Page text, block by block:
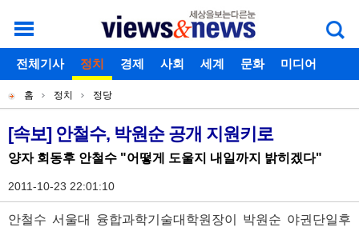
개
별
메
뉴
로그인 회원가입 아이디찾기 비밀번호찾기
주
메
뉴
전체기사 정치 경제 사회 세계 문화
미디어
현
재
위
치
홈 정치 정당
기
사
본
문
[속보] 안철수, 박원순 공개 지원키로
양자 회동후 안철수 "어떻게 도울지 내일까지 밝히겠다"
2011-10-23 22:01:10
안철수 서울대 융합과학기술대학원장이 박원순 야권단일후